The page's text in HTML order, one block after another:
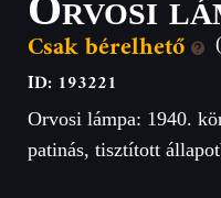
Csak bérelhető
ID: 193221
Orvosi lámpa: 1940.
patinás, tisztított